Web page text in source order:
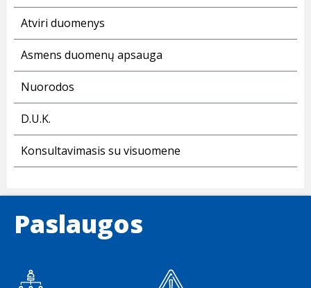
Atviri duomenys
Asmens duomenų apsauga
Nuorodos
D.U.K.
Konsultavimasis su visuomene
Paslaugos